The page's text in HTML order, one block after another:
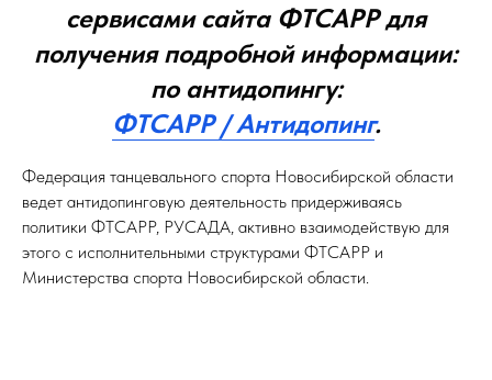
сервисами сайта ФТСАРР для
получения подробной информации:
по антидопингу:
ФТСАРР / Антидопинг.
Федерация танцевального спорта Новосибирской области
ведет антидопинговую деятельность придерживаясь
политики ФТСАРР, РУСАДА, активно взаимодействую для
этого с исполнительными структурами ФТСАРР и
Министерства спорта Новосибирской области.